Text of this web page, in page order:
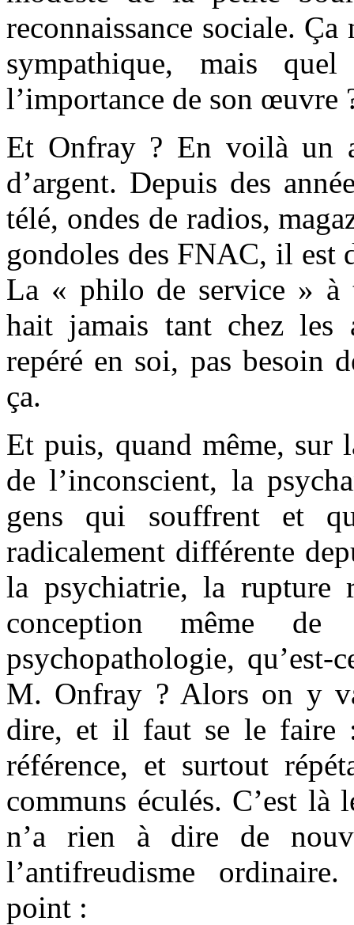
reconnaissance sociale.
sympathique, mais
l’importance de son œuvre
Et Onfray ? En voilà un
d’argent. Depuis des
télé, ondes de radios,
gondoles des FNAC, il est
La « philo de service » à
hait jamais tant chez les
repéré en soi, pas besoin
ça.
Et puis, quand même, sur
de l’inconscient, la
gens qui souffrent et
radicalement différente
la psychiatrie, la rupture
conception même
psychopathologie,
M. Onfray ? Alors on y
dire, et il faut se le faire
référence, et surtout
communs éculés. C’est là
n’a rien à dire de
l’antifreudisme
point :